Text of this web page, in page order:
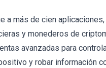
a más de cien
y monederos de
avanzadas para
y robar información